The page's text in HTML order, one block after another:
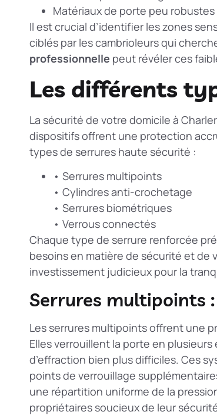
Matériaux de porte peu robustes
Il est crucial d’identifier leszones
ciblés par les cambrioleurs qui
professionnelle peut révéler ces
Les différents
La sécurité de votre domicile à
dispositifs offrent une protection
types de serrures haute sécurité :
• Serrures multipoints
• Cylindres anti-crochetage
• Serrures biométriques
• Verrous connectés
Chaque type de serrure renforcée
besoins en matière de sécurité et de
investissement judicieux pour la
Serrures multipoints
Les serrures multipoints offrent une
Elles verrouillent la porte en
d’effraction bien plus difficiles. Ces
points de verrouillage
une répartition uniforme de la
propriétaires soucieux de leur